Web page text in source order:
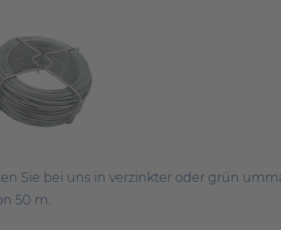
Sie bei uns in verzinkter oder grün
50 m.